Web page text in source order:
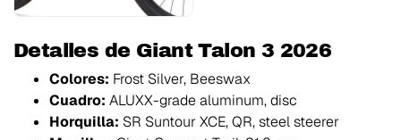
Detalles de Giant Talon 3 2026
Colores: Frost Silver, Beeswax
Cuadro: ALUXX-grade aluminum, disc
Horquilla: SR Suntour XCE, QR, steel steerer